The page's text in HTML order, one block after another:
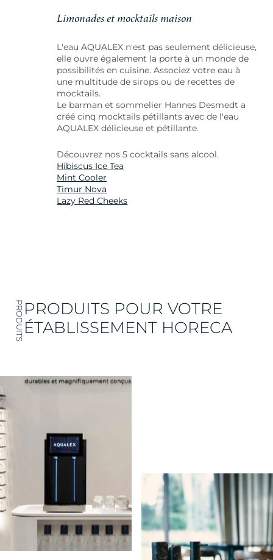
Limonades et mocktails maison
L'eau AQUALEX n'est pas seulement délicieuse,
elle ouvre également la porte à un monde de
possibilités en cuisine. Associez votre eau à
une multitude de sirops ou de recettes de
mocktails.
Le barman et sommelier Hannes Desmedt a
créé cinq mocktails pétillants avec de l'eau
AQUALEX délicieuse et pétillante.
Découvrez nos 5 cocktails sans alcool.
Hibiscus Ice Tea
Mint Cooler
Timur Nova
Lazy Red Cheeks
PRODUITSPRODUITS POUR VOTRE
ÉTABLISSEMENT HORECA